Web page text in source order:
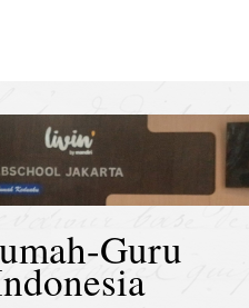
Guru